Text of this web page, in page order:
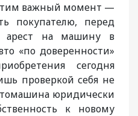
важный момент —
покупателю, перед
арест на машину в
«по доверенности»
сегодня
проверкой себя не
юридически
к новому